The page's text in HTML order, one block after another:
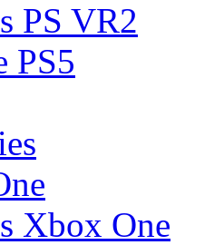
PS VR2
PS5
Xbox One